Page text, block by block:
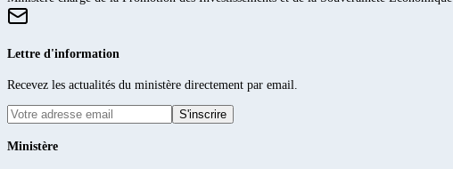
Lettre d'information
Recevez les actualités du ministère directement par email.
S'inscrire
Ministère